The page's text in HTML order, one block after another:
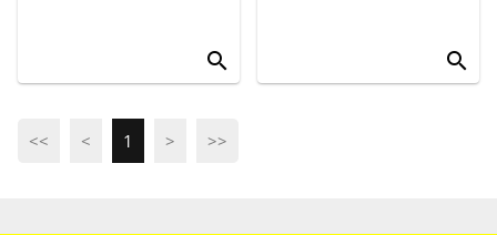
search search
<< < 1 > >>